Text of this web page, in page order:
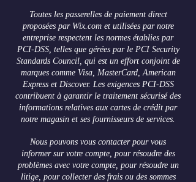
Toutes les passerelles de paiement direct
proposées par Wix.com et utilisées par notre
entreprise respectent les normes établies par
PCI-DSS, telles que gérées par le PCI Security
Standards Council, qui est un effort conjoint de
marques comme Visa, MasterCard, American
Express et Discover. Les exigences PCI-DSS
contribuent à garantir le traitement sécurisé des
informations relatives aux cartes de crédit par
notre magasin et ses fournisseurs de services.
Nous pouvons vous contacter pour vous
informer sur votre compte, pour résoudre des
problèmes avec votre compte, pour résoudre un
litige, pour collecter des frais ou des sommes